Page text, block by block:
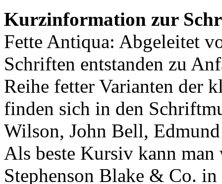
Kurzinformation zur
Fette Antiqua: Abgeleitet
Schriften entstanden zu
Reihe fetter Varianten der
finden sich in den
Wilson, John Bell,
Als beste Kursiv kann
Stephenson Blake & Co.